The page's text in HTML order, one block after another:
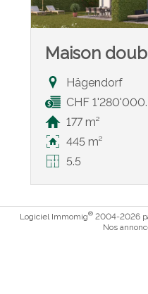
Maison
Hägendorf
CHF
177 m²
445 m²
5.5
Logiciel Immomig® 2004-2026
Nos